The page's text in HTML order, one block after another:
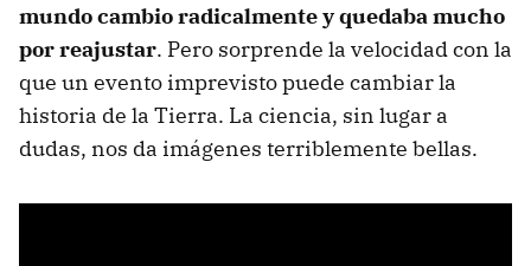
mundo cambio radicalmente y quedaba mucho
por reajustar. Pero sorprende la velocidad con la
que un evento imprevisto puede cambiar la
historia de la Tierra. La ciencia, sin lugar a
dudas, nos da imágenes terriblemente bellas.